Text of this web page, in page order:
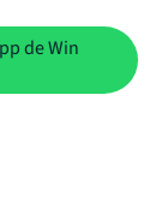
de Win